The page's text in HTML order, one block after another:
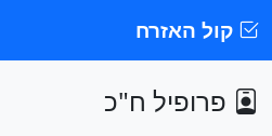
קול האזרח
פרופיל ח"כ